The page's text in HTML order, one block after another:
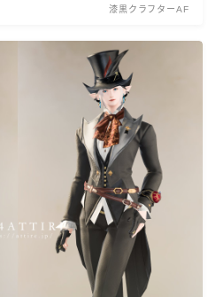
漆黒クラフターAF